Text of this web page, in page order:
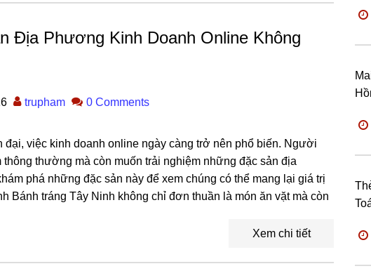
Địa Phương Kinh Doanh Online Không
trupham 0 Comments
đại, việc kinh doanh online ngày càng trở nên phổ biến. Người
thường mà còn muốn trải nghiệm những đặc sản địa
phá những đặc sản này để xem chúng có thể mang lại giá trị
Bánh tráng Tây Ninh không chỉ đơn thuần là món ăn vặt mà còn
Xem chi tiết